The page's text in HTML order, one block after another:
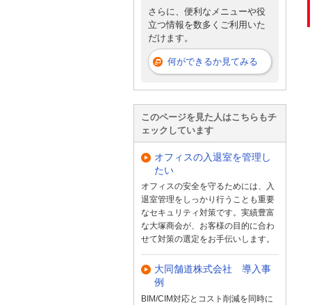
さらに、便利なメニューや役
立つ情報を数多くご利用いた
だけます。
何ができるか見てみる
このページを見た人はこちらもチ
ェックしています
オフィスの入退室を管理し
たい
オフィスの安全を守るためには、入
退室管理をしっかり行うことも重要
なセキュリティ対策です。実績豊富
な大塚商会が、お客様の目的に合わ
せて対策の選定をお手伝いします。
大同舗道株式会社 導入事
例
BIM/CIM対応とコスト削減を同時に